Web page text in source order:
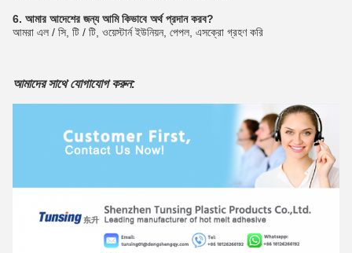
6. আমার আদেশের জন্য আমি কিভাবে অর্থ প্রদান করব?
আমরা এল / সি, টি / টি, ওয়েস্টার্ন ইউনিয়ন, পেপল, এসক্রো গ্রহণ করি
আমাদের সাথে যোগাযোগ করুন: